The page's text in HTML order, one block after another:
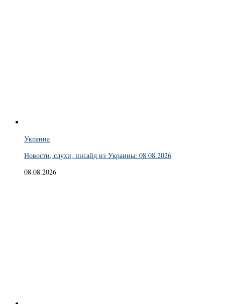
Украина
Новости, слухи, инсайд из Украины: 08.08.2026
08.08.2026